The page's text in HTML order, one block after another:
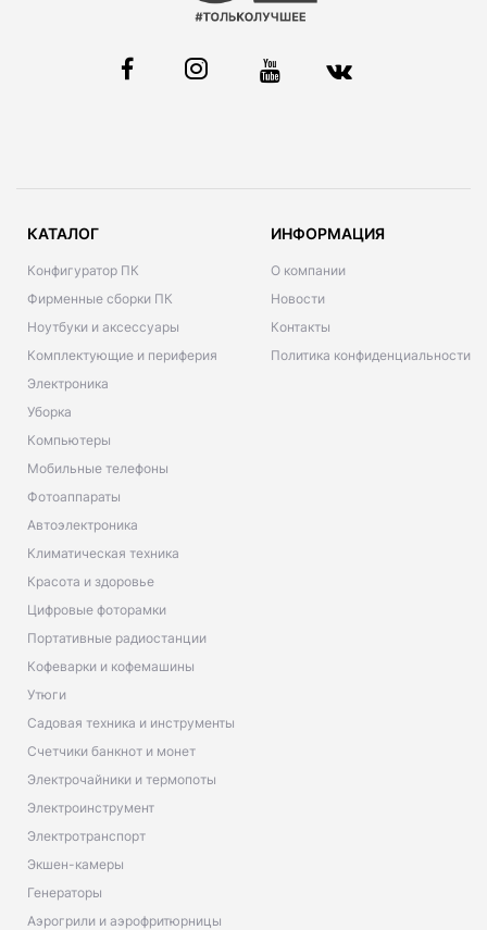
КАТАЛОГ
Конфигуратор ПК
Фирменные сборки ПК
Ноутбуки и аксессуары
Комплектующие и периферия
Электроника
Уборка
Компьютеры
Мобильные телефоны
Фотоаппараты
Автоэлектроника
Климатическая техника
Красота и здоровье
Цифровые фоторамки
Портативные радиостанции
Кофеварки и кофемашины
Утюги
Садовая техника и инструменты
Счетчики банкнот и монет
Электрочайники и термопоты
Электроинструмент
Электротранспорт
Экшен-камеры
Генераторы
Аэрогрили и аэрофритюрницы
ИНФОРМАЦИЯ
О компании
Новости
Контакты
Политика конфиденциальности